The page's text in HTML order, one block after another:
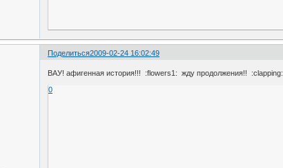
Поделиться2009-02-24 16:02:49
ВАУ! афигенная история!!! :flowers1: жду продолжения!! :clapping:
0